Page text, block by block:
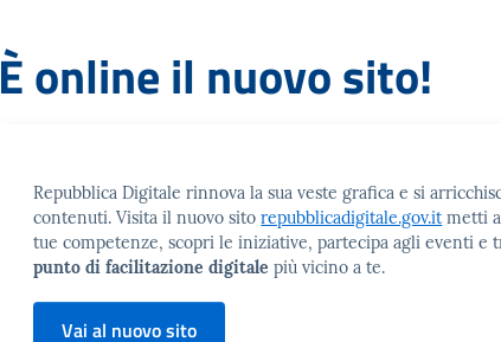
È online il nuovo sito!
Repubblica Digitale rinnova la sua veste grafica e si
contenuti. Visita il nuovo sitorepubblicadigitale.gov.itmetti
tue competenze, scopri le iniziative, partecipa agli eventi e
punto di facilitazione digitale più vicino a te.
Vai al nuovo sito